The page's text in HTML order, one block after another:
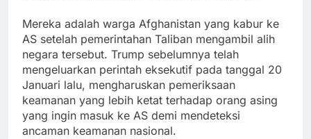
Mereka adalah warga Afghanistan yang kabur ke
AS setelah pemerintahan Taliban mengambil alih
negara tersebut. Trump sebelumnya telah
mengeluarkan perintah eksekutif pada tanggal 20
Januari lalu, mengharuskan pemeriksaan
keamanan yang lebih ketat terhadap orang asing
yang ingin masuk ke AS demi mendeteksi
ancaman keamanan nasional.